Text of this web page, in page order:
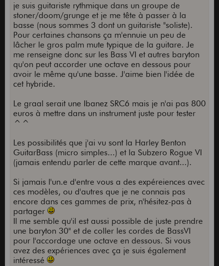
je suis guitariste rythmique dans un groupe de
stoner/doom/grunge et je me tête à passer à la
basse (nous sommes 3 dont un guitariste "soliste).
Pour certaines chansons ça m'ennuie un peu de
lâcher le gros palm mute typique de la guitare. Je
me renseigne donc sur les Bass VI et autres baryton
qu'on peut accorder une octave en dessous pour
avoir le même qu'une basse. J'aime bien l'idée de
cet hybride.
Le graal serait une Ibanez SRC6 mais je n'ai pas 800
euros à mettre dans un instrument juste pour tester
^^
Les possibilités que j'ai vu sont la Harley Benton
GuitarBass (micro simples...) et la Subzero Rogue VI
(jamais entendu parler de cette marque avant...).
Si jamais l'un.e d'entre vous a des expéreiences avec
ces modèles, ou d'autres que je ne connais pas
encore dans ces gammes de prix, n'hésitez-pas à
partager
Il me semble qu'il est aussi possible de juste prendre
une baryton 30" et de coller les cordes de BassVI
pour l'accordage une octave en dessous. Si vous
avez des expériences avec ça je suis également
intéressé